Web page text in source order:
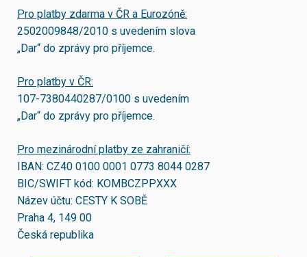
Pro platby zdarma v ČR a Eurozóně:
2502009848/2010 s uvedením slova
„Dar“ do zprávy pro příjemce.
Pro platby v ČR:
107-7380440287/0100 s uvedením
„Dar“ do zprávy pro příjemce.
Pro mezinárodní platby ze zahraničí:
IBAN: CZ40 0100 0001 0773 8044 0287
BIC/SWIFT kód: KOMBCZPPXXX
Název účtu: CESTY K SOBĚ
Praha 4, 149 00
Česká republika